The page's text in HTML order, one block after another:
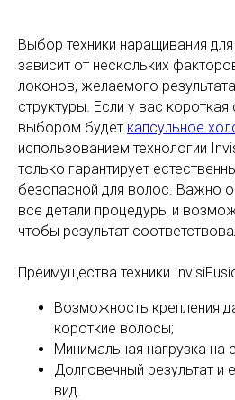
Выбор техники наращивания
зависит от нескольких
локонов, желаемого
структуры. Если у вас
выбором будет капсульное
использованием технологии
только гарантирует
безопасной для волос. Важно
все детали процедуры и
чтобы результат
Преимущества техники
Возможность крепления
короткие волосы;
Минимальная нагрузка на
Долговечный результат и
вид.